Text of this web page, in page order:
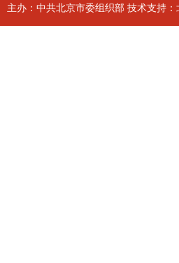
主办：中共北京市委组织部 技术支持